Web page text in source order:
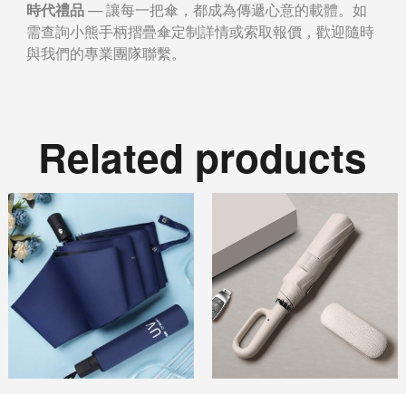
時代禮品— 讓每一把傘，都成為傳遞心意的載體。如
需查詢小熊手柄摺疊傘定制詳情或索取報價，歡迎隨時
與我們的專業團隊聯繫。
Related products